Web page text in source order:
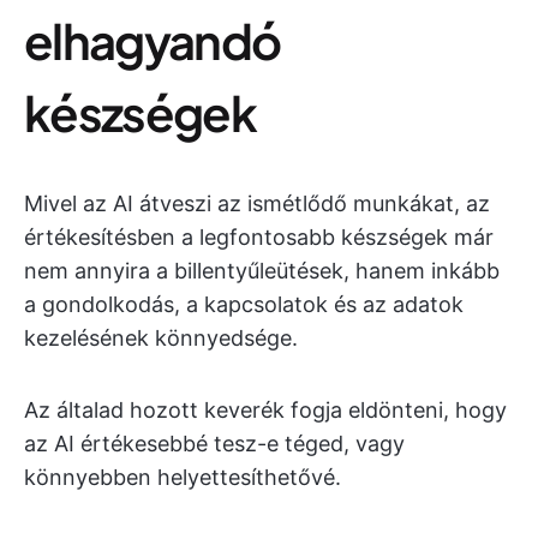
elhagyandó
készségek
Mivel az AI átveszi az ismétlődő munkákat, az
értékesítésben a legfontosabb készségek már
nem annyira a billentyűleütések, hanem inkább
a gondolkodás, a kapcsolatok és az adatok
kezelésének könnyedsége.
Az általad hozott keverék fogja eldönteni, hogy
az AI értékesebbé tesz-e téged, vagy
könnyebben helyettesíthetővé.